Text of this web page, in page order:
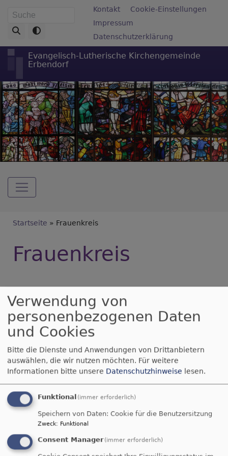
zum
Inhalt
Suche Fußbereichsmenü
Kontakt
Cookie-Einstellungen
Impressum
Datenschutzerklärung
Evangelisch-Lutherische Kirchengemeinde
Erbendorf
Hauptnavigation
Breadcrumb
Startseite Frauenkreis
Frauenkreis
Zoiglabend Frauentreff
Herzliche Einladung zum Zoiglabend des
Frauentreffs am 25.06. ...
Weiterlesenüber
Zoiglabend
Frauentreff
Frauentreff Wildenreuth
Herzliche Einladung zum ökumenischen
Frauentreff am 19.01. in Wildenreuth...
Weiterlesen über
Verwendung von
personenbezogenen Daten
und Cookies
Bitte die Dienste und Anwendungen von Drittanbietern
auswählen, die wir nutzen möchten. Für weitere
Informationen bitte unsere Datenschutzhinweise lesen.
Funktional (immer erforderlich)
Speichern von Daten: Cookie für die Benutzersitzung
Zweck: Funktional
Consent Manager (immer erforderlich)